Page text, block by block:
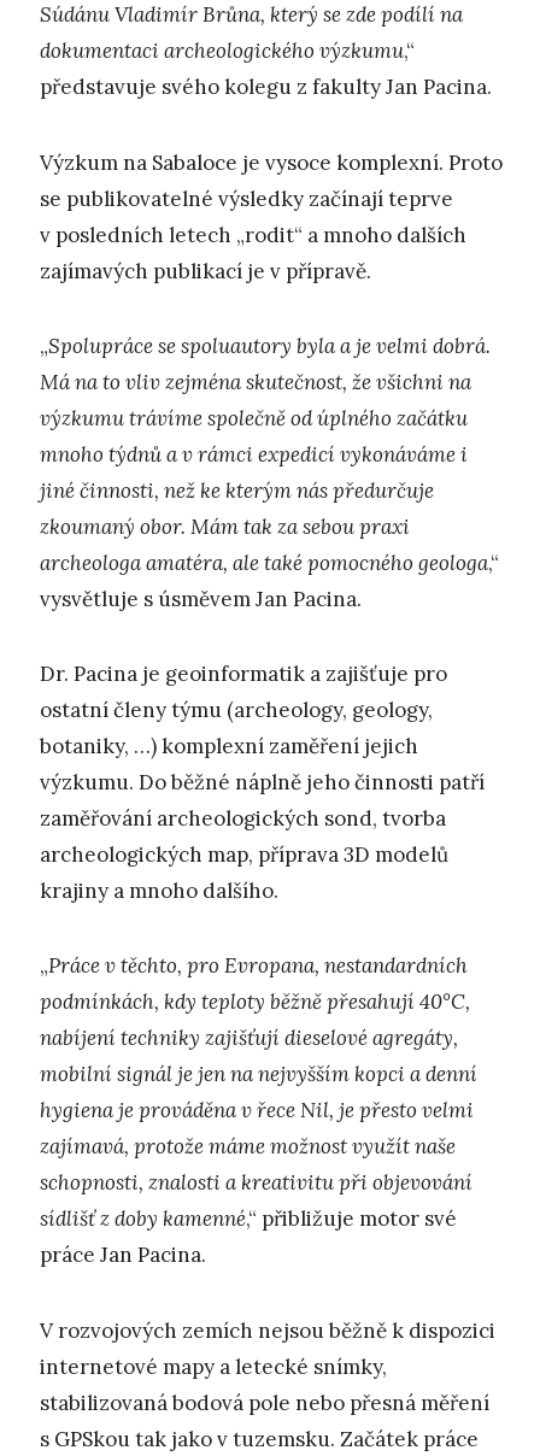
Súdánu Vladimír Brůna, který se zde podílí na
dokumentaci archeologického výzkumu,“
představuje svého kolegu z fakulty Jan Pacina.
Výzkum na Sabaloce je vysoce komplexní. Proto
se publikovatelné výsledky začínají teprve
v posledních letech „rodit“ a mnoho dalších
zajímavých publikací je v přípravě.
„Spolupráce se spoluautory byla a je velmi dobrá.
Má na to vliv zejména skutečnost, že všichni na
výzkumu trávíme společně od úplného začátku
mnoho týdnů a v rámci expedicí vykonáváme i
jiné činnosti, než ke kterým nás předurčuje
zkoumaný obor. Mám tak za sebou praxi
archeologa amatéra, ale také pomocného geologa,“
vysvětluje s úsměvem Jan Pacina.
Dr. Pacina je geoinformatik a zajišťuje pro
ostatní členy týmu (archeology, geology,
botaniky, …) komplexní zaměření jejich
výzkumu. Do běžné náplně jeho činnosti patří
zaměřování archeologických sond, tvorba
archeologických map, příprava 3D modelů
krajiny a mnoho dalšího.
„Práce v těchto, pro Evropana, nestandardních
podmínkách, kdy teploty běžně přesahují 40°C,
nabíjení techniky zajišťují dieselové agregáty,
mobilní signál je jen na nejvyšším kopci a denní
hygiena je prováděna v řece Nil, je přesto velmi
zajímavá, protože máme možnost využít naše
schopnosti, znalosti a kreativitu při objevování
sídlišť z doby kamenné,“ přibližuje motor své
práce Jan Pacina.
V rozvojových zemích nejsou běžně k dispozici
internetové mapy a letecké snímky,
stabilizovaná bodová pole nebo přesná měření
s GPSkou tak jako v tuzemsku. Začátek práce